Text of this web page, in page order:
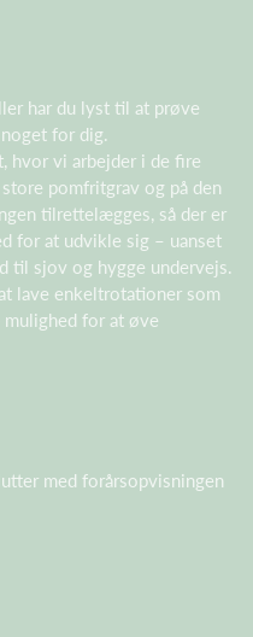
har du lyst til at prøve
for dig.
hvor vi arbejder i de fire
pomfritgrav og på den
tilrettelægges, så der er
for at udvikle sig – uanset
til sjov og hygge undervejs.
lave enkeltrotationer som
for at øve
med forårsopvisningen